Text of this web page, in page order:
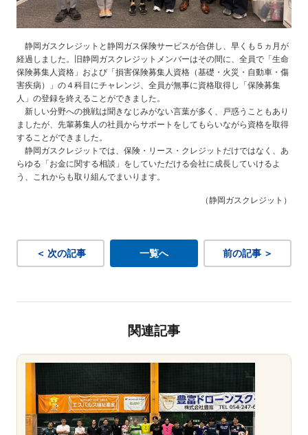
静岡ガスクレジットと静岡ガス保険サービスが合併し、早くも５ヵ月が
経過しました。旧静岡ガスクレジットメンバーはその間に、全員で「生命
保険募集人資格」および「損害保険募集人資格（基礎・火災・自動車・傷
害疾病）」の４科目にチャレンジ、全員が無事に資格取得し「保険募集
人」の登録を終えることができました。
新しい分野への挑戦は聞きなじみがない言葉が多く、戸惑うこともあり
ましたが、先輩募集人の社員からサポートをしてもらいながら資格を取得
することができました。
静岡ガスクレジットでは、保険・リース・クレジットだけではなく、あ
らゆる「お金に関する相談」をしていただける会社に成長していけるよ
う、これからも取り組んでまいります。
（静岡ガスクレジット）
＜ 次の記事 一覧へ 前の記事 ＞
関連記事